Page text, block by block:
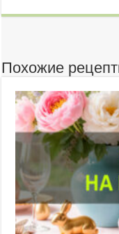
Похожие